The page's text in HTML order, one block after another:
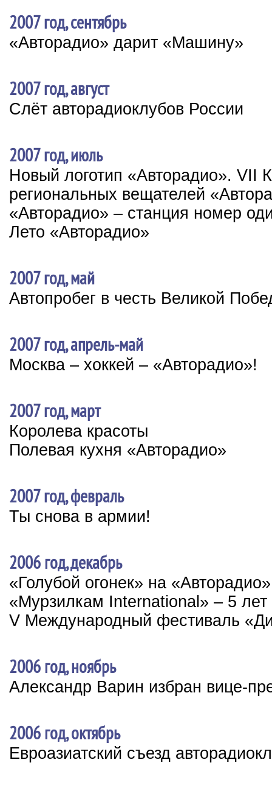
2007 год, сентябрь
«Авторадио» дарит «Машину»
2007 год, август
Слёт авторадиоклубов России
2007 год, июль
Новый логотип «Авторадио». VII
региональных вещателей
«Авторадио» – станция номер
Лето «Авторадио»
2007 год, май
Автопробег в честь Великой
2007 год, апрель-май
Москва – хоккей – «Авторадио»!
2007 год, март
Королева красоты
Полевая кухня «Авторадио»
2007 год, февраль
Ты снова в армии!
2006 год, декабрь
«Голубой огонек» на «Авторадио»
«Мурзилкам International» – 5 лет
V Международный фестиваль
2006 год, ноябрь
Александр Варин избран вице-
2006 год, октябрь
Евроазиатский съезд